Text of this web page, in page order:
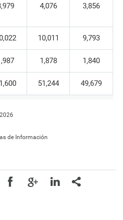
4,076 3,856
10,011 9,793
1,878 1,840
51,244 49,679
de Información